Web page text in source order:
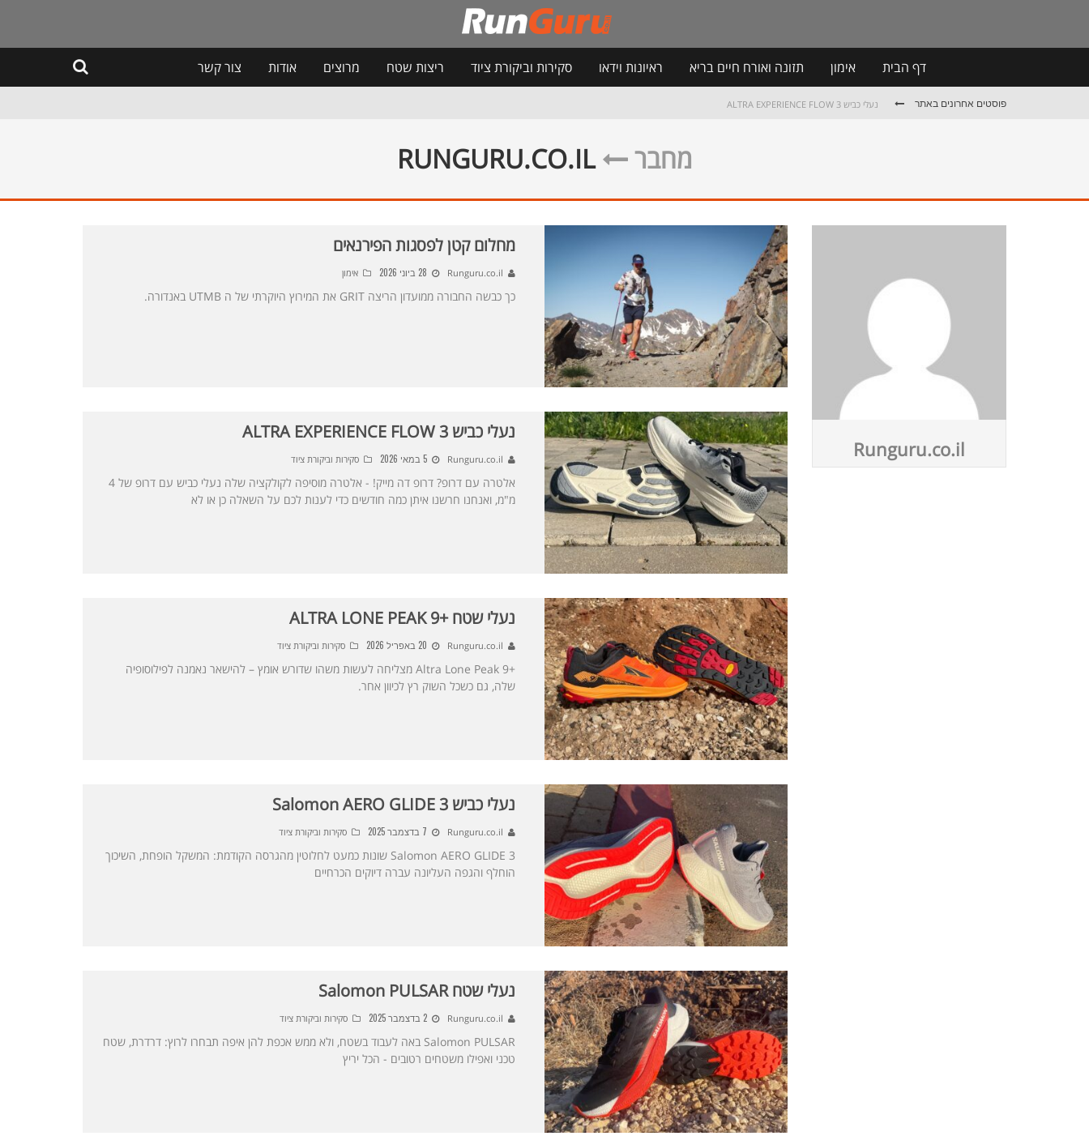
דף הבית אימון תזונה ואורח חיים בריא ראיונות וידאו סקירות וביקורת ציוד ריצות שטח מרוצים אודות צור קשר
פוסטים אחרונים באתר נעלי כביש ALTRA EXPERIENCE FLOW 3
מחבר RUNGURU.CO.IL
Runguru.co.il
מחלום קטן לפסגות הפירנאים
Runguru.co.il 28 ביוני 2026 אימון
כך כבשה החבורה ממועדון הריצה GRIT את המירוץ היוקרתי של ה UTMB באנדורה.
נעלי כביש ALTRA EXPERIENCE FLOW 3
Runguru.co.il 5 במאי 2026 סקירות וביקורת ציוד
אלטרה עם דרופ? דרופ דה מייק! - אלטרה מוסיפה לקולקציה שלה נעלי כביש עם דרופ של 4
מ"מ, ואנחנו חרשנו איתן כמה חודשים כדי לענות לכם על השאלה כן או לא
נעלי שטח +ALTRA LONE PEAK 9
Runguru.co.il 20 באפריל 2026 סקירות וביקורת ציוד
+Altra Lone Peak 9 מצליחה לעשות משהו שדורש אומץ – להישאר נאמנה לפילוסופיה
שלה, גם כשכל השוק רץ לכיוון אחר.
נעלי כביש Salomon AERO GLIDE 3
Runguru.co.il 7 בדצמבר 2025 סקירות וביקורת ציוד
Salomon AERO GLIDE 3 שונות כמעט לחלוטין מהגרסה הקודמת: המשקל הופחת, השיכוך
הוחלף והגפה העליונה עברה דיוקים הכרחיים
נעלי שטח Salomon PULSAR
Runguru.co.il 2 בדצמבר 2025 סקירות וביקורת ציוד
Salomon PULSAR באה לעבוד בשטח, ולא ממש אכפת להן איפה תבחרו לרוץ: דרדרת, שטח
טכני ואפילו משטחים רטובים - הכל יריץ